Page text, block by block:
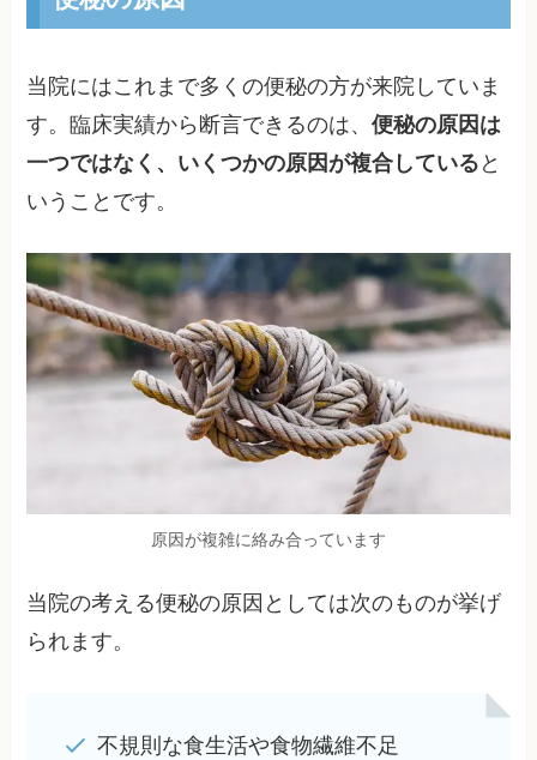
当院にはこれまで多くの便秘の方が来院していま
す。臨床実績から断言できるのは、便秘の原因は
一つではなく、いくつかの原因が複合している と
いうことです。
原因が複雑に絡み合っています
当院の考える便秘の原因としては次のものが挙げ
られます。
不規則な食生活や食物繊維不足